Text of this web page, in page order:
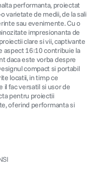
performanta, proiectat
varietate de medii, de la sali
sau evenimente. Cu o
impresionanta de
clare si vii, captivante
aspect 16:10 contribuie la
daca este vorba despre
compact si portabil
locatii, in timp ce
fac versatil si usor de
pentru proiectii
oferind performanta si